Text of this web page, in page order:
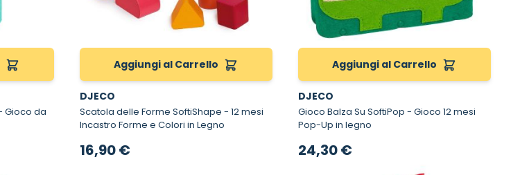
Aggiungi al Carrello
DJECO
Scatola delle Forme SoftiShape - 12 mesi
Incastro Forme e Colori in Legno
16,90 €
Aggiungi al Carrello
DJECO
Gioco Balza Su SoftiPop - Gioco 12 mesi
Pop-Up in legno
24,30 €